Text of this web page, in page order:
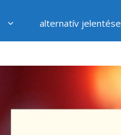
alternatív jelentése